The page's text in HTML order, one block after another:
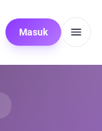
Masuk